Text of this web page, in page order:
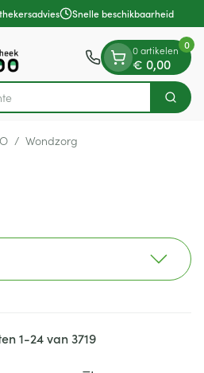
Snelle beschikbaarheid
Zoek
0 artikelen
€ 0,00
0
/ Wondzorg
1-24van3719